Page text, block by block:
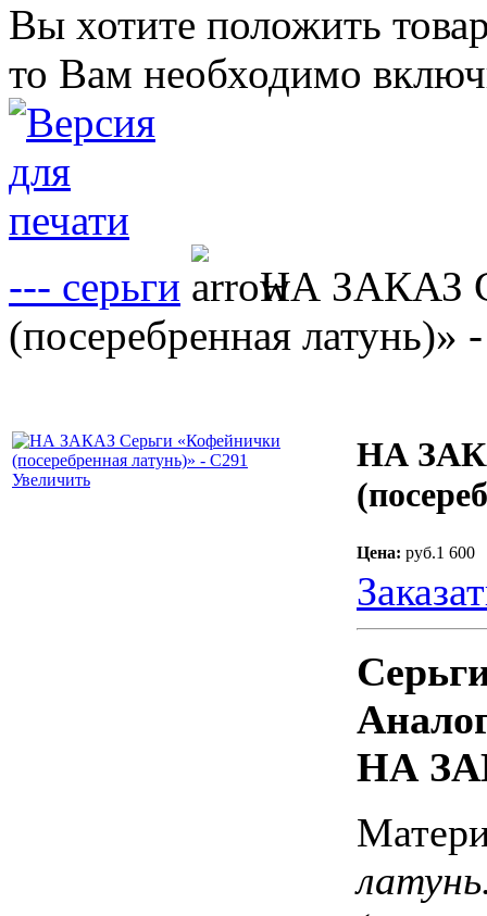
Вы хотите положить
то Вам необходимо
--- серьги
НА ЗАКАЗ
(посеребренная латунь)»
Увеличить
НА
Цена: руб.1 600
НА